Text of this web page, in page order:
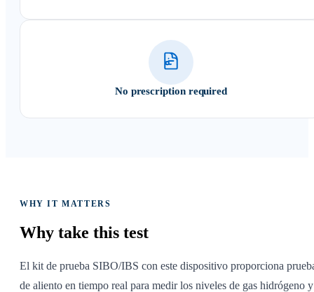
No prescription required
WHY IT MATTERS
Why take this test
El kit de prueba SIBO/IBS con este dispositivo proporciona
de aliento en tiempo real para medir los niveles de gas hidrógeno y